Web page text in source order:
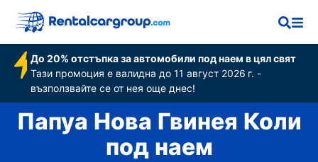
До 20% отстъпка за автомобили под наем в цял свят
Тази промоция е валидна до 11 август 2026 г. -
възползвайте се от нея още днес!
Папуа Нова Гвинея Коли
под наем